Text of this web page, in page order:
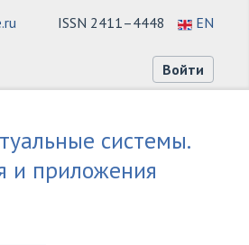
ISSN 2411–4448 EN
Войти
системы.
и приложения